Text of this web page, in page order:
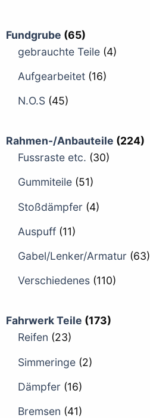
Fundgrube (65)
gebrauchte Teile (4)
Aufgearbeitet (16)
N.O.S (45)
Rahmen-/Anbauteile (224)
Fussraste etc. (30)
Gummiteile (51)
Stoßdämpfer (4)
Auspuff (11)
Gabel/Lenker/Armatur (63)
Verschiedenes (110)
Fahrwerk Teile (173)
Reifen (23)
Simmeringe (2)
Dämpfer (16)
Bremsen (41)